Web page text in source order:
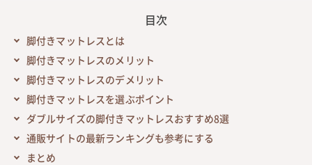
目次
脚付きマットレスとは
脚付きマットレスのメリット
脚付きマットレスのデメリット
脚付きマットレスを選ぶポイント
ダブルサイズの脚付きマットレスおすすめ8選
通販サイトの最新ランキングも参考にする
まとめ